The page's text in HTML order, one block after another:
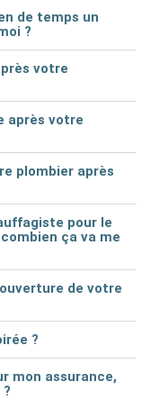
de temps un
?
votre
après votre
plombier après
pour le
ça va me
de votre
?
mon assurance,